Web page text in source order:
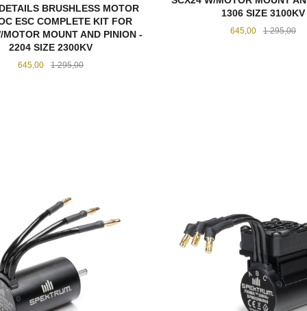
BRUSHLESS MOTOR
ESC COMPLETE KIT FOR
MOTOR MOUNT AND PINION -
2204 SIZE 2300KV
Tilbud
645,00 1 295,00Rabatt
1306 SIZE 3100KV
Tilbud
645,00 1 295,00